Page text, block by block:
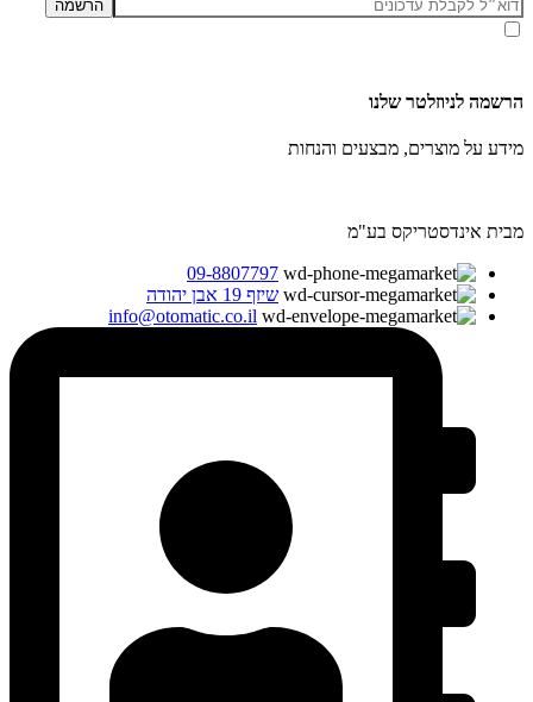
הרשמה לניוזלטר שלנו
מידע על מוצרים, מבצעים והנחות
מבית אינדסטריקס בע"מ
09-8807797
שיזף 19 אבן יהודה
info@otomatic.co.il